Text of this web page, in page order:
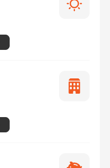
Lato
Tylko